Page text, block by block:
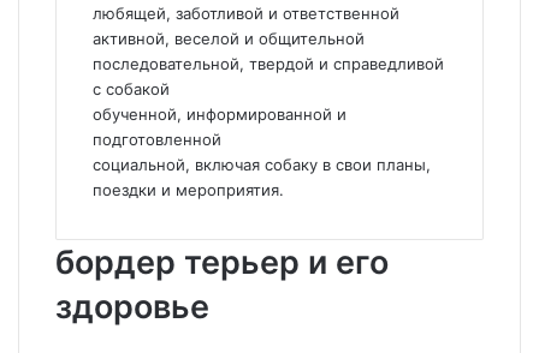
любящей, заботливой и ответственной
активной, веселой и общительной
последовательной, твердой и справедливой
с собакой
обученной, информированной и
подготовленной
социальной, включая собаку в свои планы,
поездки и мероприятия.
бордер терьер и его
здоровье